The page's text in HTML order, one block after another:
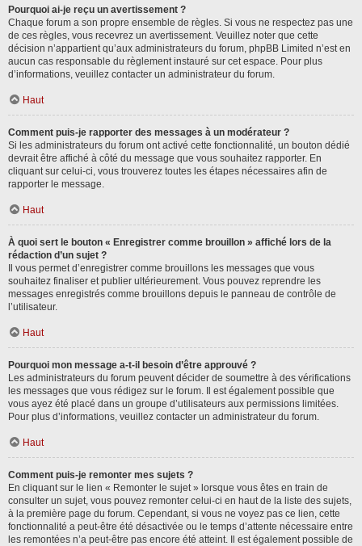
Pourquoi ai-je reçu un avertissement ?
Chaque forum a son propre ensemble de règles. Si vous ne respectez pas une
de ces règles, vous recevrez un avertissement. Veuillez noter que cette
décision n’appartient qu’aux administrateurs du forum, phpBB Limited n’est en
aucun cas responsable du règlement instauré sur cet espace. Pour plus
d’informations, veuillez contacter un administrateur du forum.
Haut
Comment puis-je rapporter des messages à un modérateur ?
Si les administrateurs du forum ont activé cette fonctionnalité, un bouton dédié
devrait être affiché à côté du message que vous souhaitez rapporter. En
cliquant sur celui-ci, vous trouverez toutes les étapes nécessaires afin de
rapporter le message.
Haut
À quoi sert le bouton « Enregistrer comme brouillon » affiché lors de la
rédaction d’un sujet ?
Il vous permet d’enregistrer comme brouillons les messages que vous
souhaitez finaliser et publier ultérieurement. Vous pouvez reprendre les
messages enregistrés comme brouillons depuis le panneau de contrôle de
l’utilisateur.
Haut
Pourquoi mon message a-t-il besoin d’être approuvé ?
Les administrateurs du forum peuvent décider de soumettre à des vérifications
les messages que vous rédigez sur le forum. Il est également possible que
vous ayez été placé dans un groupe d’utilisateurs aux permissions limitées.
Pour plus d’informations, veuillez contacter un administrateur du forum.
Haut
Comment puis-je remonter mes sujets ?
En cliquant sur le lien « Remonter le sujet » lorsque vous êtes en train de
consulter un sujet, vous pouvez remonter celui-ci en haut de la liste des sujets,
à la première page du forum. Cependant, si vous ne voyez pas ce lien, cette
fonctionnalité a peut-être été désactivée ou le temps d’attente nécessaire entre
les remontées n’a peut-être pas encore été atteint. Il est également possible de